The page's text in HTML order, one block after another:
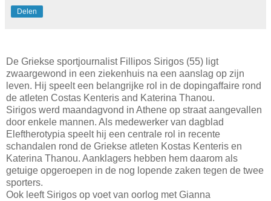
Delen
De Griekse sportjournalist Fillipos Sirigos (55) ligt
zwaargewond in een ziekenhuis na een aanslag op zijn
leven. Hij speelt een belangrijke rol in de dopingaffaire rond
de atleten Costas Kenteris and Katerina Thanou.
Sirigos werd maandagvond in Athene op straat aangevallen
door enkele mannen. Als medewerker van dagblad
Eleftherotypia speelt hij een centrale rol in recente
schandalen rond de Griekse atleten Kostas Kenteris en
Katerina Thanou. Aanklagers hebben hem daarom als
getuige opgeroepen in de nog lopende zaken tegen de twee
sporters.
Ook leeft Sirigos op voet van oorlog met Gianna